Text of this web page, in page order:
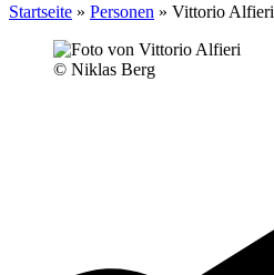
Startseite » Personen » Vittorio Alfieri
© Niklas Berg